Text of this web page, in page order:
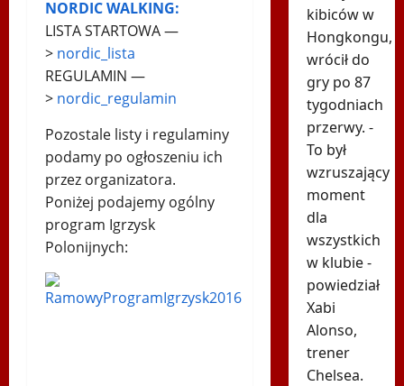
NORDIC WALKING:
LISTA STARTOWA —
> nordic_lista
REGULAMIN —
> nordic_regulamin
Pozostale listy i regulaminy
podamy po ogłoszeniu ich
przez organizatora.
Poniżej podajemy ogólny
program Igrzysk
Polonijnych:
kibiców w
Hongkongu,
wrócił do
gry po 87
tygodniach
przerwy. -
To był
wzruszający
moment
dla
wszystkich
w klubie -
powiedział
Xabi
Alonso,
trener
Chelsea.